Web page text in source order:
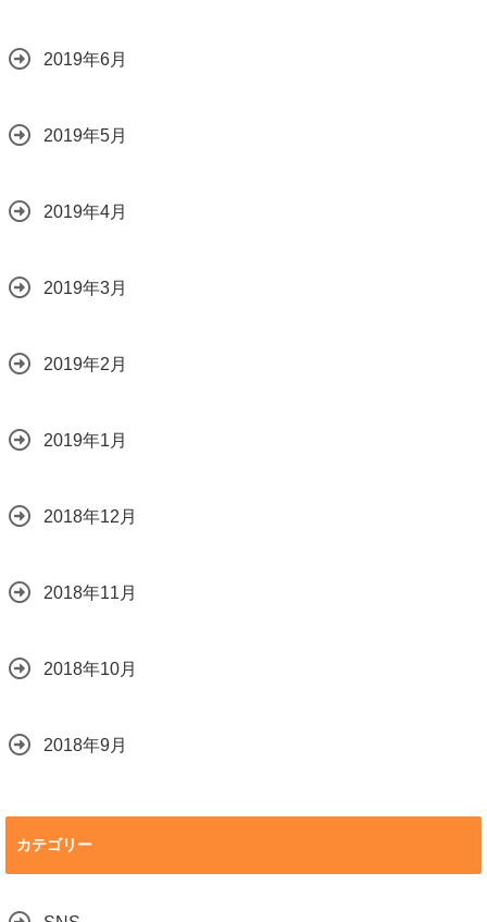
2019年6月
2019年5月
2019年4月
2019年3月
2019年2月
2019年1月
2018年12月
2018年11月
2018年10月
2018年9月
カテゴリー